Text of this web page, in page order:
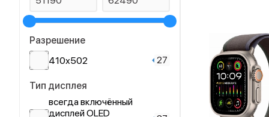
Разрешение
410х502
27
Тип дисплея
всегда включённый
дисплей OLED